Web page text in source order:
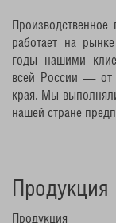
работает на
годы нашими
всей России — от
края. Мы
нашей стране
Продукция
Продукция